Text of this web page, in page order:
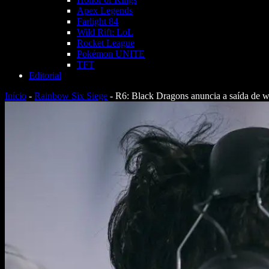
Apex Legends
Farlight 84
Wild Rift: LoL
Rocket League
Pokémon UNITE
TFT
Editorial
Início - Rainbow Six Siege - R6: Black Dragons anuncia a saída de